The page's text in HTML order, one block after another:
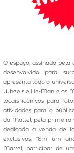
O espaço, assinado
desenvolvido para
apresenta todo o
Wheels e He-Man e os
locais icônicos para
atividades para o
da Mattel, pela primeira
dedicada à venda de
exclusivos. “Em um
Mattel, participar de